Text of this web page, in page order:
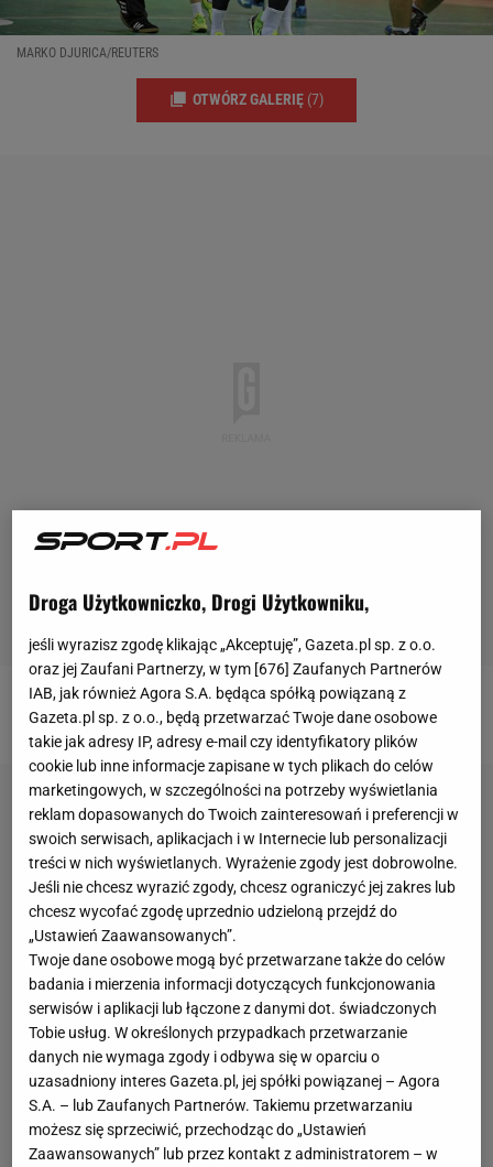
MARKO DJURICA/REUTERS
OTWÓRZ GALERIĘ (7)
Obserwuj @LukaszJachimiak
Droga Użytkowniczko, Drogi Użytkowniku,
jeśli wyrazisz zgodę klikając „Akceptuję”, Gazeta.pl sp. z o.o.
oraz jej Zaufani Partnerzy, w tym [676] Zaufanych Partnerów
IAB, jak również Agora S.A. będąca spółką powiązaną z
Gazeta.pl sp. z o.o., będą przetwarzać Twoje dane osobowe
takie jak adresy IP, adresy e-mail czy identyfikatory plików
cookie lub inne informacje zapisane w tych plikach do celów
marketingowych, w szczególności na potrzeby wyświetlania
reklam dopasowanych do Twoich zainteresowań i preferencji w
swoich serwisach, aplikacjach i w Internecie lub personalizacji
treści w nich wyświetlanych. Wyrażenie zgody jest dobrowolne.
Jeśli nie chcesz wyrazić zgody, chcesz ograniczyć jej zakres lub
chcesz wycofać zgodę uprzednio udzieloną przejdź do
„Ustawień Zaawansowanych”.
Twoje dane osobowe mogą być przetwarzane także do celów
badania i mierzenia informacji dotyczących funkcjonowania
serwisów i aplikacji lub łączone z danymi dot. świadczonych
Tobie usług. W określonych przypadkach przetwarzanie
danych nie wymaga zgody i odbywa się w oparciu o
uzasadniony interes Gazeta.pl, jej spółki powiązanej – Agora
S.A. – lub Zaufanych Partnerów. Takiemu przetwarzaniu
możesz się sprzeciwić, przechodząc do „Ustawień
Zaawansowanych” lub przez kontakt z administratorem – w